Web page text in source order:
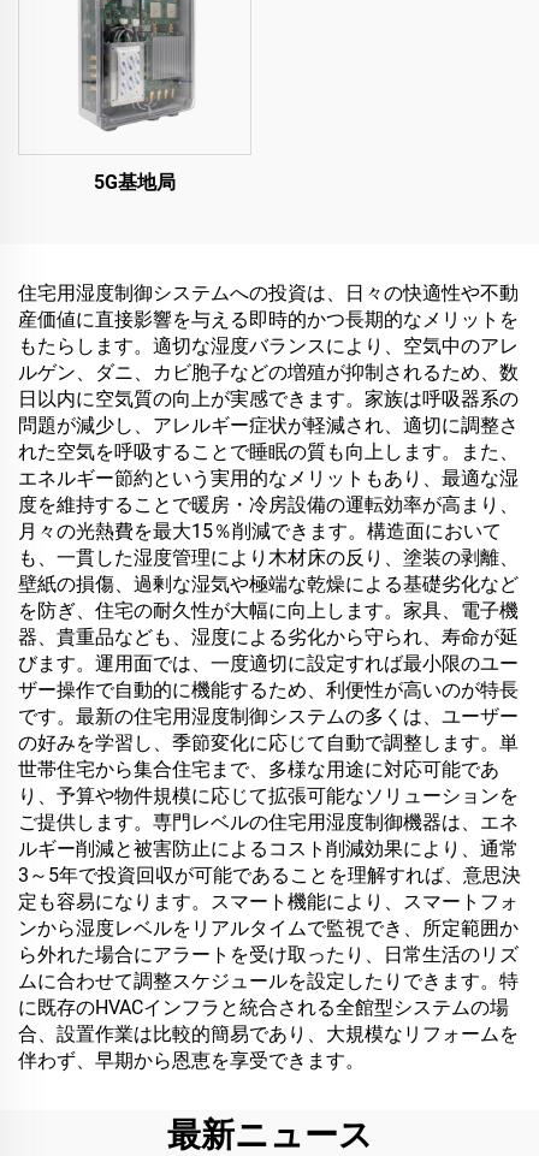
5G基地局
住宅用湿度制御システムへの投資は、日々の快適性や不動
産価値に直接影響を与える即時的かつ長期的なメリットを
もたらします。適切な湿度バランスにより、空気中のアレ
ルゲン、ダニ、カビ胞子などの増殖が抑制されるため、数
日以内に空気質の向上が実感できます。家族は呼吸器系の
問題が減少し、アレルギー症状が軽減され、適切に調整さ
れた空気を呼吸することで睡眠の質も向上します。また、
エネルギー節約という実用的なメリットもあり、最適な湿
度を維持することで暖房・冷房設備の運転効率が高まり、
月々の光熱費を最大15％削減できます。構造面において
も、一貫した湿度管理により木材床の反り、塗装の剥離、
壁紙の損傷、過剰な湿気や極端な乾燥による基礎劣化など
を防ぎ、住宅の耐久性が大幅に向上します。家具、電子機
器、貴重品なども、湿度による劣化から守られ、寿命が延
びます。運用面では、一度適切に設定すれば最小限のユー
ザー操作で自動的に機能するため、利便性が高いのが特長
です。最新の住宅用湿度制御システムの多くは、ユーザー
の好みを学習し、季節変化に応じて自動で調整します。単
世帯住宅から集合住宅まで、多様な用途に対応可能であ
り、予算や物件規模に応じて拡張可能なソリューションを
ご提供します。専門レベルの住宅用湿度制御機器は、エネ
ルギー削減と被害防止によるコスト削減効果により、通常
3～5年で投資回収が可能であることを理解すれば、意思決
定も容易になります。スマート機能により、スマートフォ
ンから湿度レベルをリアルタイムで監視でき、所定範囲か
ら外れた場合にアラートを受け取ったり、日常生活のリズ
ムに合わせて調整スケジュールを設定したりできます。特
に既存のHVACインフラと統合される全館型システムの場
合、設置作業は比較的簡易であり、大規模なリフォームを
伴わず、早期から恩恵を享受できます。
最新ニュース